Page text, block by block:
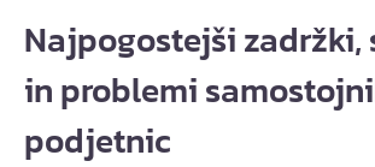
Najpogostejši zadržki,
in problemi
podjetnic